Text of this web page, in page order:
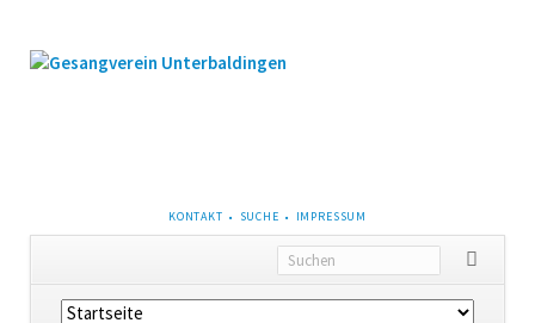
NAVIGATION
ÜBERSPRINGEN
KONTAKT SUCHE IMPRESSUM
Navigation